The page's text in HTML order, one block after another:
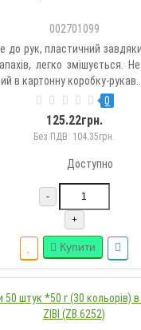
002701099
до рук, пластичний
легко змішується.
в картонну коробку-рукав...
0
125.22грн.
Без ПДВ: 104.35грн.
Доступно
-
+
Купити